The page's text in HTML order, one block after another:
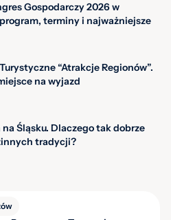
Gospodarczy 2026 w
terminy i najważniejsze
“Atrakcje Regionów”.
na wyjazd
Śląsku. Dlaczego tak dobrze
tradycji?